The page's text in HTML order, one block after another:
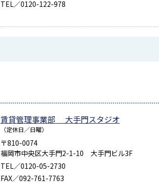
TEL／0120-122-978
賃貸管理事業部 大手門スタジオ
（定休日／日曜）
〒810-0074
福岡市中央区大手門2-1-10 大手門ビル3F
TEL／0120-05-2730
FAX／092-761-7763